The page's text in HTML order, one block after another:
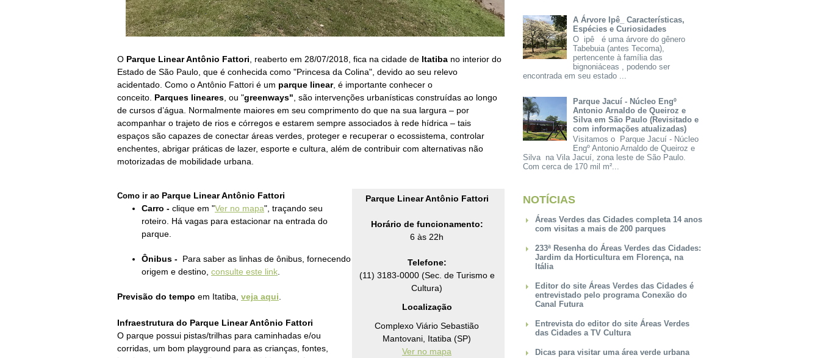
O Parque Linear Antônio Fattori , reaberto em 28/07/2018, fica na cidade de Itatiba no interior do
Estado de São Paulo, que é conhecida como "Princesa da Colina", devido ao seu relevo
acidentado. Como o Antônio Fattori é um parque linear, é importante conhecer o
conceito. Parques lineares , ou "greenways" , são intervenções urbanísticas construídas ao longo
de cursos d’água. Normalmente maiores em seu comprimento do que na sua largura – por
acompanhar o trajeto de rios e córregos e estarem sempre associados à rede hídrica – tais
espaços são capazes de conectar áreas verdes, proteger e recuperar o ecossistema, controlar
enchentes, abrigar práticas de lazer, esporte e cultura, além de contribuir com alternativas não
motorizadas de mobilidade urbana.
Parque Linear Antônio Fattori
Horário de funcionamento:
6 às 22h
Telefone:
(11) 3183-0000 (Sec. de Turismo e
Cultura)
Localização
Complexo Viário Sebastião
Mantovani, Itatiba (SP)
Ver no mapa
Como ir ao Parque Linear Antônio Fattori
Carro - clique em "Ver no mapa", traçando seu
roteiro. Há vagas para estacionar na entrada do
parque.
Ônibus - Para saber as linhas de ônibus, fornecendo
origem e destino, consulte este link
Previsão do tempo em Itatiba, veja aqui
Infraestrutura do Parque Linear Antônio Fattori
O parque possui pistas/trilhas para caminhadas e/ou
corridas, um bom playground para as crianças, fontes,
A Árvore Ipê_ Características,
Espécies e Curiosidades
O ipê é uma árvore do gênero
Tabebuia (antes Tecoma),
pertencente à família das
bignoniáceas , podendo ser
encontrada em seu estado ...
Parque Jacuí - Núcleo Engº
Antonio Arnaldo de Queiroz e
Silva em São Paulo (Revisitado e
com informações atualizadas)
Visitamos o Parque Jacuí - Núcleo
Engº Antonio Arnaldo de Queiroz e
Silva na Vila Jacuí, zona leste de São Paulo.
Com cerca de 170 mil m²...
NOTÍCIAS
Áreas Verdes das Cidades completa 14 anos
com visitas a mais de 200 parques
233ª Resenha do Áreas Verdes das Cidades:
Jardim da Horticultura em Florença, na
Itália
Editor do site Áreas Verdes das Cidades é
entrevistado pelo programa Conexão do
Canal Futura
Entrevista do editor do site Áreas Verdes
das Cidades a TV Cultura
Dicas para visitar uma área verde urbana